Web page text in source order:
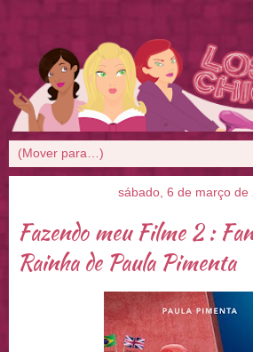
sábado, 6 de março de
Fazendo meu Filme 2 :
Rainha de Paula Pimenta